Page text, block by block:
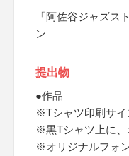
「阿佐谷ジャズス
ン
提出物
●作品
※Tシャツ印刷サ
※黒Tシャツ上に、
※オリジナルフォ